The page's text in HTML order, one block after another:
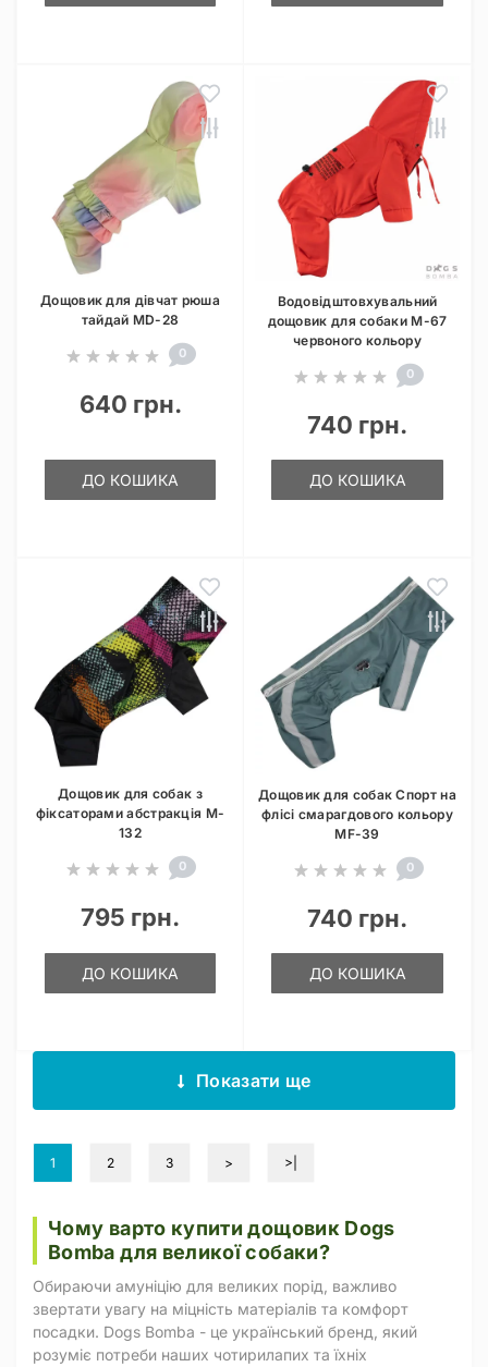
Дощовик для дівчат рюша
тайдай MD-28
0
640 грн.
ДО КОШИКА
Водовідштовхувальний
дощовик для собаки M-67
червоного кольору
0
740 грн.
ДО КОШИКА
Дощовик для собак з
фіксаторами абстракція M-
132
0
795 грн.
ДО КОШИКА
Дощовик для собак Спорт на
флісі смарагдового кольору
MF-39
0
740 грн.
ДО КОШИКА
Показати ще
1 2 3 > >|
Чому варто купити дощовик Dogs
Bomba для великої собаки?
Обираючи амуніцію для великих порід, важливо
звертати увагу на міцність матеріалів та комфорт
посадки. Dogs Bomba - це український бренд, який
розуміє потреби наших чотирилапих та їхніх